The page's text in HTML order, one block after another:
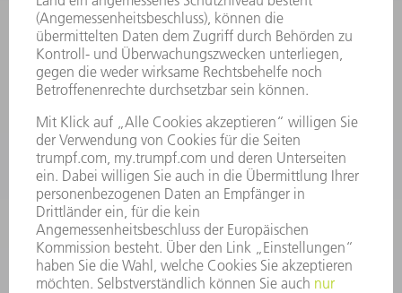
KONTAKT
Kundenbetreuung TRUMPF Werkzeugmaschinen
+49 7156 303 33222
Mo - Fr: 07:30 - 17:30 Uhr
Erweiterte Rufbereitschaft per Service App Mo - Fr:
06:30 - 20.00 Uhr Sa: 07:00 - 12:00 Uhr
Kundenbetreuung@trumpf.com
KONTAKT
Service TRUMPF Lasertechnik
+49 7156 303 37444
Mo - Fr: 07:30 - 18:00 Uhr
Additive Manufacturing 07:30 - 17:30 Uhr
spareparts.tld@trumpf.com